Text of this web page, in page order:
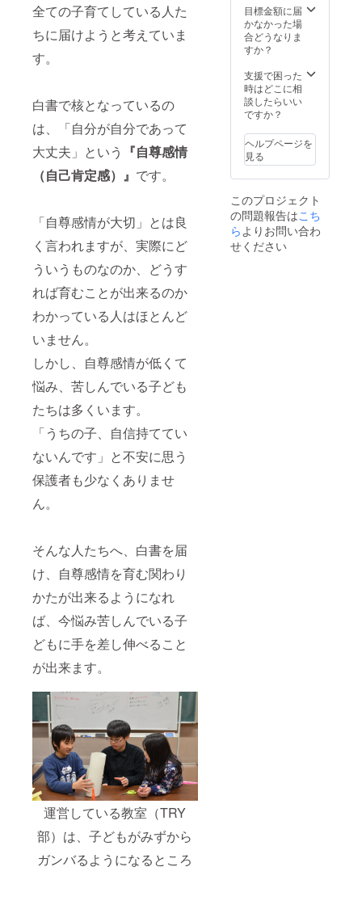
全ての子育てしている人た
ちに届けようと考えていま
す。
白書で核となっているの
は、「自分が自分であって
大丈夫」という 『自尊感情
（自己肯定感）』 です。
「自尊感情が大切」とは良
く言われますが、実際にど
ういうものなのか、どうす
れば育むことが出来るのか
わかっている人はほとんど
いません。
しかし、自尊感情が低くて
悩み、苦しんでいる子ども
たちは多くいます。
「うちの子、自信持ててい
ないんです」と不安に思う
保護者も少なくありませ
ん。
そんな人たちへ、白書を届
け、自尊感情を育む関わり
かたが出来るようになれ
ば、今悩み苦しんでいる子
どもに手を差し伸べること
が出来ます。
運営している教室（TRY
部）は、子どもがみずから
ガンバるようになるところ
目標金額に届
かなかった場
合どうなりま
すか？
支援で困った
時はどこに相
談したらいい
ですか？
ヘルプページを
見る
このプロジェクト
の問題報告はこち
らよりお問い合わ
せください